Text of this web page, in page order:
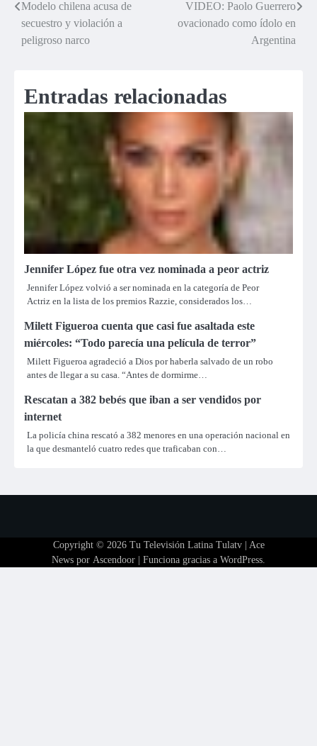
Navegación
de
Modelo chilena acusa de
secuestro y violación a
peligroso narco
VIDEO: Paolo Guerrero
ovacionado como ídolo en
Argentina
Entradas relacionadas
Jennifer López fue otra vez nominada a peor actriz
Jennifer López volvió a ser nominada en la categoría de Peor
Actriz en la lista de los premios Razzie, considerados los…
Milett Figueroa cuenta que casi fue asaltada este
miércoles: “Todo parecía una película de terror”
Milett Figueroa agradeció a Dios por haberla salvado de un robo
antes de llegar a su casa. “Antes de dormirme…
Rescatan a 382 bebés que iban a ser vendidos por
internet
La policía china rescató a 382 menores en una operación nacional en
la que desmanteló cuatro redes que traficaban con…
Copyright © 2026 Tu Televisión Latina Tulatv| Ace
News por Ascendoor | Funciona gracias a WordPress